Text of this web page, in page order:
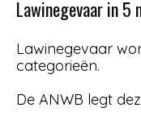
Lawinegevaar in 5
Lawinegevaar
categorieën.
De ANWB legt